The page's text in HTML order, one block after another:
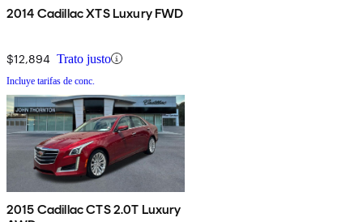
2014 Cadillac XTS Luxury FWD
$12,894 Trato justo
Incluye tarifas de conc.
2015 Cadillac CTS 2.0T Luxury